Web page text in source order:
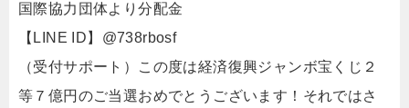
国際協力団体より分配金
【LINE ID】@738rbosf
（受付サポート）この度は経済復興ジャンボ宝くじ２
等７億円のご当選おめでとうございます！それではさ